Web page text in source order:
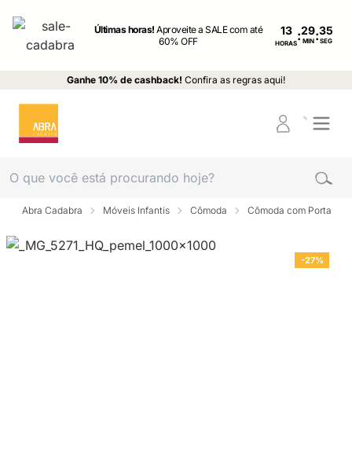
Últimas horas!Aproveite a SALE com até
60% OFF
13
HORAS: MIN : SEG
Ganhe 10% de cashback! Confira as regras aqui!
Abra Cadabra Móveis Infantis Cômoda Cômoda com Porta
-27%